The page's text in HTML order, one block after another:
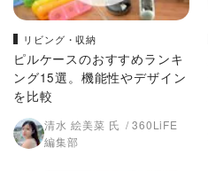
リビング・収納
ピルケースのおすすめランキ
ング15選。機能性やデザイン
を比較
清水 絵美菜 氏
360LiFE
編集部